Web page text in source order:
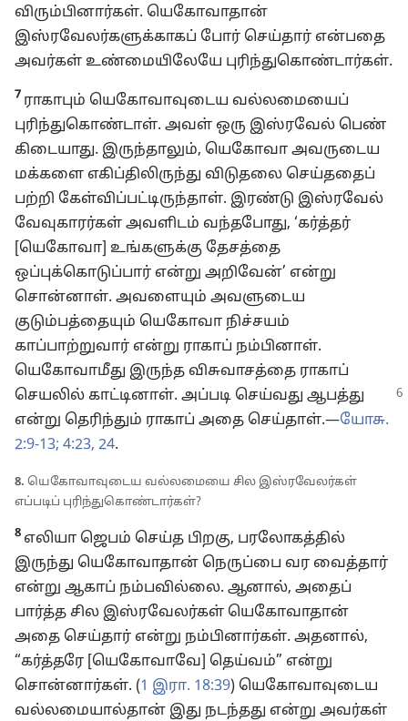
விரும்பினார்கள். யெகோவாதான்
இஸ்ரவேலர்களுக்காகப் போர் செய்தார் என்பதை
அவர்கள் உண்மையிலேயே புரிந்துகொண்டார்கள்.
7 ராகாபும் யெகோவாவுடைய வல்லமையைப்
புரிந்துகொண்டாள். அவள் ஒரு இஸ்ரவேல் பெண்
கிடையாது. இருந்தாலும், யெகோவா அவருடைய
மக்களை எகிப்திலிருந்து விடுதலை செய்ததைப்
பற்றி கேள்விப்பட்டிருந்தாள். இரண்டு இஸ்ரவேல்
வேவுகாரர்கள் அவளிடம் வந்தபோது, ‘கர்த்தர்
[யெகோவா] உங்களுக்கு தேசத்தை
ஒப்புக்கொடுப்பார் என்று அறிவேன்’ என்று
சொன்னாள். அவளையும் அவளுடைய
குடும்பத்தையும் யெகோவா நிச்சயம்
காப்பாற்றுவார் என்று ராகாப் நம்பினாள்.
யெகோவாமீது இருந்த விசுவாசத்தை ராகாப்
செயலில் காட்டினாள். அப்படி செய்வது ஆபத்து
என்று தெரிந்தும் ராகாப் அதை செய்தாள்.—யோசு.
2:9-13; 4:23, 24.
8. யெகோவாவுடைய வல்லமையை சில இஸ்ரவேலர்கள்
எப்படிப் புரிந்துகொண்டார்கள்?
8 எலியா ஜெபம் செய்த பிறகு, பரலோகத்தில்
இருந்து யெகோவாதான் நெருப்பை வர வைத்தார்
என்று ஆகாப் நம்பவில்லை. ஆனால், அதைப்
பார்த்த சில இஸ்ரவேலர்கள் யெகோவாதான்
அதை செய்தார் என்று நம்பினார்கள். அதனால்,
“கர்த்தரே [யெகோவாவே] தெய்வம்” என்று
சொன்னார்கள். (1 இரா. 18:39) யெகோவாவுடைய
வல்லமையால்தான் இது நடந்தது என்று அவர்கள்